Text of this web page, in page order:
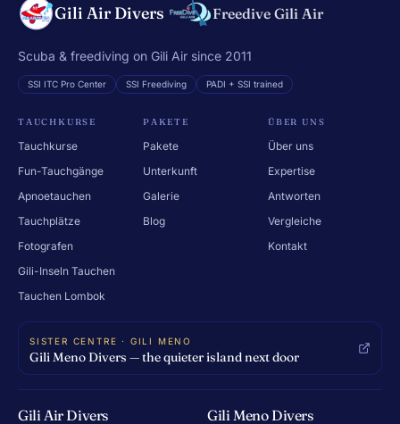
Gili Air Divers Freedive Gili Air
Scuba & freediving on Gili Air since 2011
SSI ITC Pro Center SSI Freediving PADI + SSI trained
TAUCHKURSE
Tauchkurse
Fun-Tauchgänge
Apnoetauchen
Tauchplätze
Fotografen
Gili-Inseln Tauchen
Tauchen Lombok
PAKETE
Pakete
Unterkunft
Galerie
Blog
ÜBER UNS
Über uns
Expertise
Antworten
Vergleiche
Kontakt
SISTER CENTRE · GILI MENO
Gili Meno Divers — the quieter island next door
Gili Air Divers Gili Meno Divers